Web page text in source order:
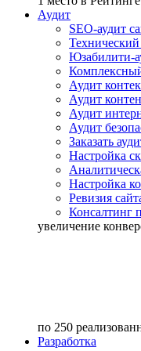
Аудит
SEO-аудит
Технический
Юзабилити-
Аудит
Аудит
Аудит
Аудит
Заказать
Настройка
Настройка
Ревизия
Консалтинг
увеличение
по 250
Разработка